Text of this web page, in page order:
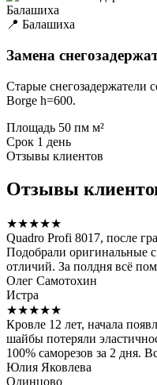
📍 Балашиха
Замена
Старые снегозадержатели
Borge h=600.
Площадь 50 пм м²
Срок 1 день
Отзывы клиентов
Отзывы
★★★★★
Quadro Profi 8017, после
Подобрали оригинальные
отличий. За полдня всё
Олег Самотохин
Истра
★★★★★
Кровле 12 лет, начала
шайбы потеряли
100% саморезов за 2 дня.
Юлия Яковлева
Одинцово